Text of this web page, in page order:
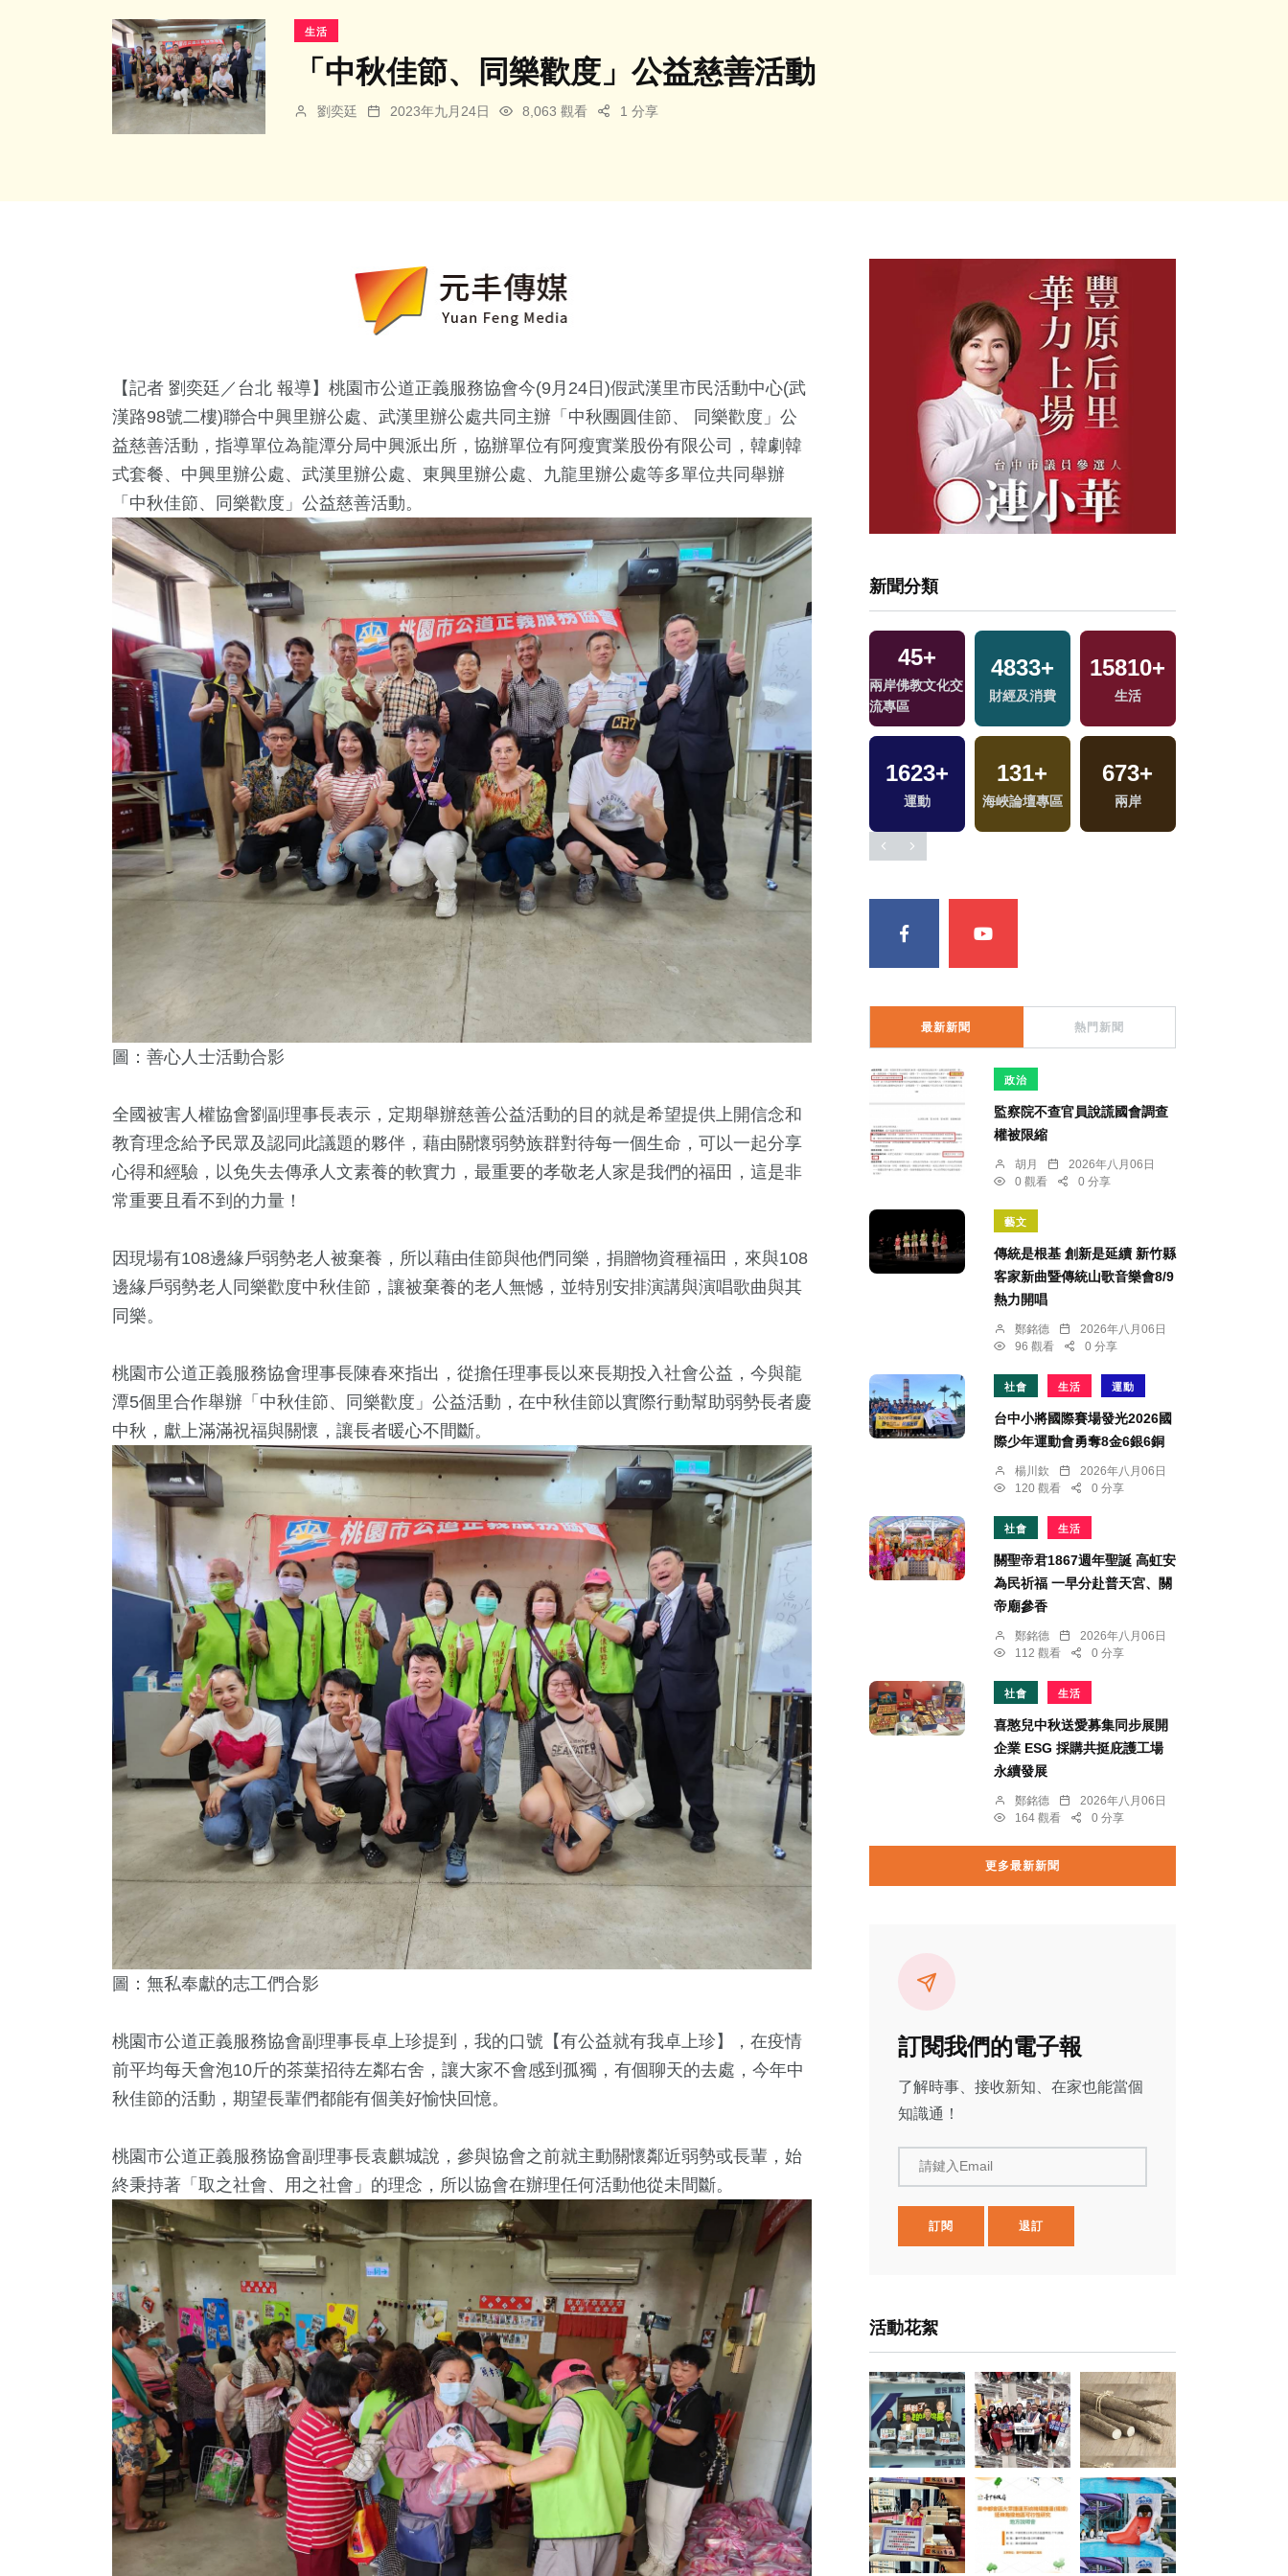
生活
「中秋佳節、同樂歡度」公益慈善活動
劉奕廷 2023年九月24日 8,063 觀看 1 分享
【記者 劉奕廷／台北 報導】桃園市公道正義服務協會今(9月24日)假武漢里市民活動中心(武
漢路98號二樓)聯合中興里辦公處、武漢里辦公處共同主辦「中秋團圓佳節、 同樂歡度」公
益慈善活動，指導單位為龍潭分局中興派出所，協辦單位有阿瘦實業股份有限公司，韓劇韓
式套餐、中興里辦公處、武漢里辦公處、東興里辦公處、九龍里辦公處等多單位共同舉辦
「中秋佳節、同樂歡度」公益慈善活動。
圖：善心人士活動合影
全國被害人權協會劉副理事長表示，定期舉辦慈善公益活動的目的就是希望提供上開信念和
教育理念給予民眾及認同此議題的夥伴，藉由關懷弱勢族群對待每一個生命，可以一起分享
心得和經驗，以免失去傳承人文素養的軟實力，最重要的孝敬老人家是我們的福田，這是非
常重要且看不到的力量！
因現場有108邊緣戶弱勢老人被棄養，所以藉由佳節與他們同樂，捐贈物資種福田，來與108
邊緣戶弱勢老人同樂歡度中秋佳節，讓被棄養的老人無憾，並特別安排演講與演唱歌曲與其
同樂。
桃園市公道正義服務協會理事長陳春來指出，從擔任理事長以來長期投入社會公益，今與龍
潭5個里合作舉辦「中秋佳節、同樂歡度」公益活動，在中秋佳節以實際行動幫助弱勢長者慶
中秋，獻上滿滿祝福與關懷，讓長者暖心不間斷。
圖：無私奉獻的志工們合影
桃園市公道正義服務協會副理事長卓上珍提到，我的口號【有公益就有我卓上珍】，在疫情
前平均每天會泡10斤的茶葉招待左鄰右舍，讓大家不會感到孤獨，有個聊天的去處，今年中
秋佳節的活動，期望長輩們都能有個美好愉快回憶。
桃園市公道正義服務協會副理事長袁麒城說，參與協會之前就主動關懷鄰近弱勢或長輩，始
終秉持著「取之社會、用之社會」的理念，所以協會在辦理任何活動他從未間斷。
新聞分類
6690 +
綜合
703+
美食
148+
2024總統大選
3972+
旅遊
206+
司法放大鏡
170+
評論
372+
兩岸道教文化交
流專區
97+
綜藝
646+
影視
2465+
藝文
45+
兩岸佛教文化交
流專區
4833+
財經及消費
15810
1623+
運動
131+
海峽論壇專區
673
10633
政治
13283+
社會
14+
2023金鐘獎
328+
2024立委選戰
14+
兩岸藝苑天地
5527+
健康及醫療
最新新聞 熱門新聞
政治
監察院不查官員說謊國會調查
權被限縮
胡月
2026年八月06日
0 觀看
0 分享
藝文
傳統是根基 創新是延續 新竹縣
客家新曲暨傳統山歌音樂會8/9
熱力開唱
鄭銘德
2026年八月06日
96 觀看
0 分享
社會 生活 運動
台中小將國際賽場發光2026國
際少年運動會勇奪8金6銀6銅
楊川欽
2026年八月06日
120 觀看
0 分享
社會 生活
關聖帝君1867週年聖誕 高虹安
為民祈福 一早分赴普天宮、關
帝廟參香
鄭銘德
2026年八月06日
112 觀看
0 分享
社會 生活
喜憨兒中秋送愛募集同步展開
企業 ESG 採購共挺庇護工場
永續發展
鄭銘德
2026年八月06日
164 觀看
0 分享
更多最新新聞
訂閱我們的電子報
了解時事、接收新知、在家也能當個
知識通！
請鍵入Email
訂閱 退訂
活動花絮